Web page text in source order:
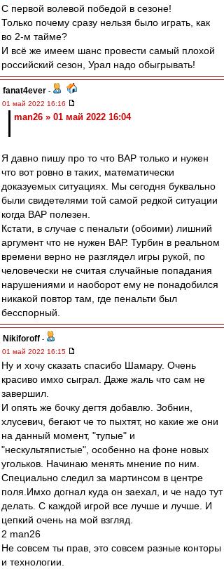
С первой волевой победой в сезоне!
Только почему сразу нельзя было играть, как
во 2-м тайме?
И всё же имеем шанс провести самый плохой
российский сезон, Урал надо обыгрывать!
fanat4ever -
01 май 2022 16:16
man26 » 01 май 2022 16:04
Я давно пишу про то что ВАР только и нужен
что вот ровно в таких, математически
доказуемых ситуациях. Мы сегодня буквально
были свидетелями той самой редкой ситуации
когда ВАР полезен.
Кстати, в случае с пенальти (обоими) лишний
аргумент что не нужен ВАР. Турбин в реальном
времени верно не разглядел игры рукой, по
человечески не считая случайные попадания
нарушениями и наоборот ему не понадобился
никакой повтор там, где пенальти был
бесспорный.
Nikiforoff -
01 май 2022 16:15
Ну и хочу сказать спасибо Шамару. Очень
красиво имхо сыграл. Даже жаль что сам не
завершил.
И опять же бочку дегтя добавлю. Зобнин,
хлусевич, бегают че то пыхтят, но какие же они
на данный момент, "тупые" и
"нескультяпистые", особенно на фоне новых
угольков. Начинаю менять мнение по ним.
Специально следил за мартинсом в центре
поля.Имхо догнал куда он заехал, и че надо тут
делать. С каждой игрой все лучше и лучше. И
цепкий очень на мой взгляд.
2 man26
Не совсем ты прав, это совсем разные конторы
и технологии.